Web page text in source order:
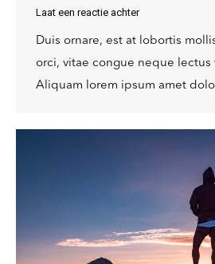
Laat een reactie achter
Duis ornare, est at lobortis
orci, vitae congue neque lectus
Aliquam lorem ipsum amet